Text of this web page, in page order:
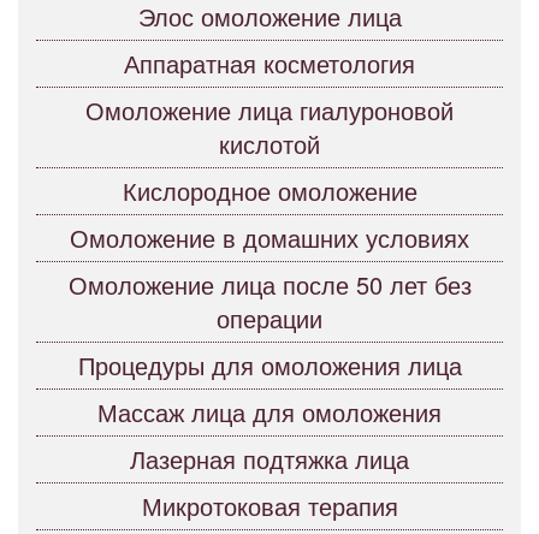
Элос омоложение лица
Аппаратная косметология
Омоложение лица гиалуроновой
кислотой
Кислородное омоложение
Омоложение в домашних условиях
Омоложение лица после 50 лет без
операции
Процедуры для омоложения лица
Массаж лица для омоложения
Лазерная подтяжка лица
Микротоковая терапия